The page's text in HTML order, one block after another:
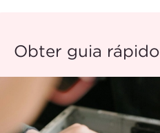
Obter guia rápido